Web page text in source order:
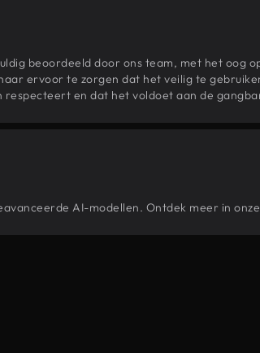
beoordeeld door ons team, met het oog
ervoor te zorgen dat het veilig te
en dat het voldoet aan de
AI-modellen. Ontdek meer in onze